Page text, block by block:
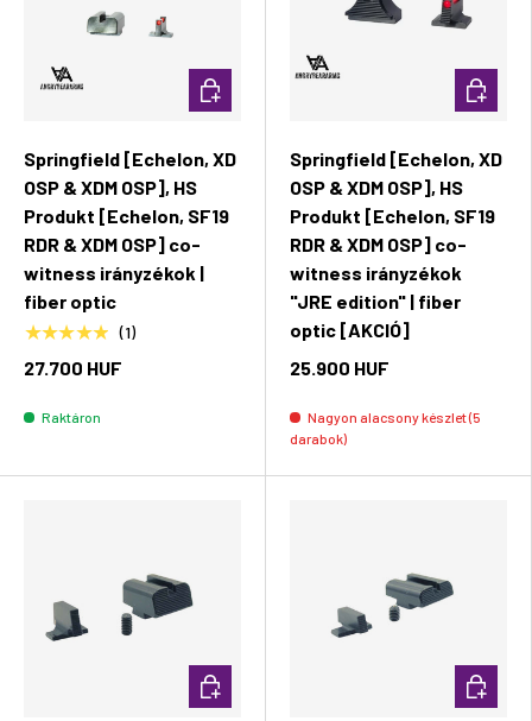
Springfield [Echelon, XD
OSP & XDM OSP], HS
Produkt [Echelon, SF19
RDR & XDM OSP] co-
witness irányzékok |
fiber optic
★★★★★ (1)
27.700 HUF
Raktáron
Kosárba rakás
Springfield [Echelon, XD
OSP & XDM OSP], HS
Produkt [Echelon, SF19
RDR & XDM OSP] co-
witness irányzékok
"JRE edition" | fiber
optic [AKCIÓ]
25.900 HUF
Nagyon alacsony készlet (5
darabok)
Kosárba rakás